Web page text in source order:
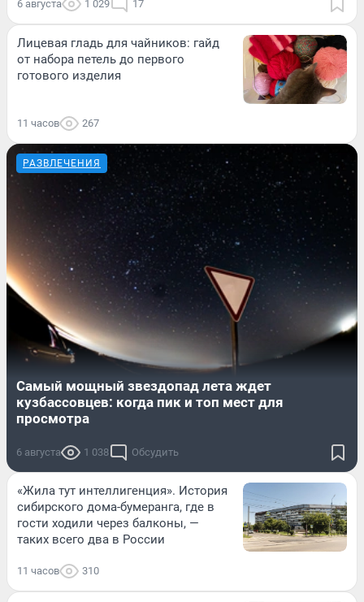
6 августа 1 029 17
Лицевая гладь для чайников: гайд
от набора петель до первого
готового изделия
11 часов 267
РАЗВЛЕЧЕНИЯ
Самый мощный звездопад лета ждет
кузбассовцев: когда пик и топ мест для
просмотра
6 августа 1 038 Обсудить
«Жила тут интеллигенция». История
сибирского дома-бумеранга, где в
гости ходили через балконы, —
таких всего два в России
11 часов 310